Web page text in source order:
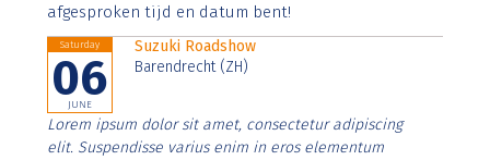
afgesproken tijd en datum bent!
Saturday
06
JUNE
Suzuki Roadshow
Barendrecht (ZH)
Lorem ipsum dolor sit amet, consectetur adipiscing
elit. Suspendisse varius enim in eros elementum